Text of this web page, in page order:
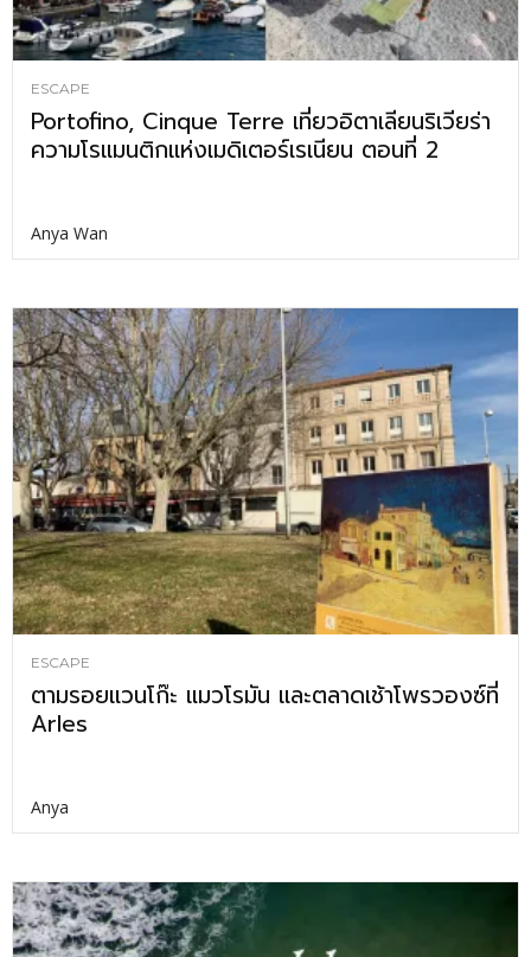
ESCAPE
Portofino, Cinque Terre เที่ยวอิตาเลียนริเวียร่า
ความโรแมนติกแห่งเมดิเตอร์เรเนียน ตอนที่ 2
Anya Wan
ESCAPE
ตามรอยแวนโก๊ะ แมวโรมัน และตลาดเช้าโพรวองซ์ที่
Arles
Anya